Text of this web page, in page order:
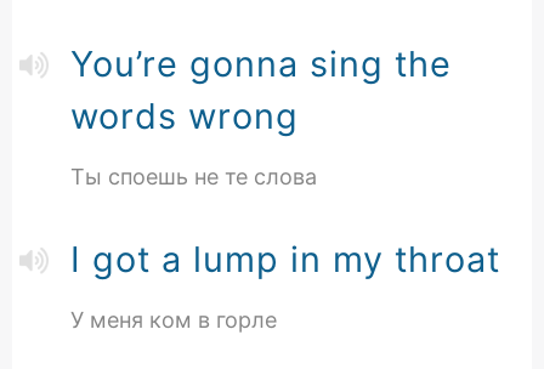
You’re gonna sing the
words wrong
Ты споешь не те слова
I got a lump in my throat
У меня ком в горле